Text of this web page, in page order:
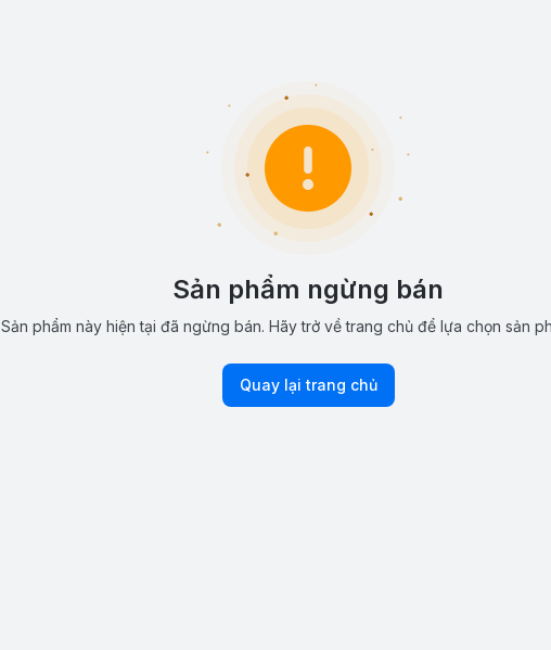
Sản phẩm ngừng bán
Sản phẩm này hiện tại đã ngừng bán. Hãy trở về trang chủ để lựa chọn sản
Quay lại trang chủ